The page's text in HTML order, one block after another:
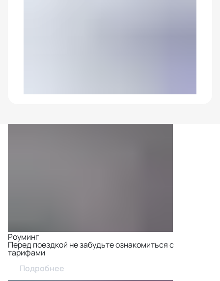
Роуминг
Перед поездкой не забудьте ознакомиться с
тарифами
Подробнее